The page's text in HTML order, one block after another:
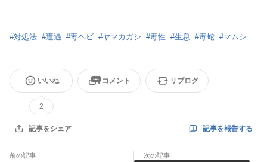
#対処法 #遭遇 #毒ヘビ #ヤマカガシ #毒性 #生息 #毒蛇 #マムシ
いいね
2
コメント リブログ
記事をシェア 記事を報告する
前の記事 次の記事